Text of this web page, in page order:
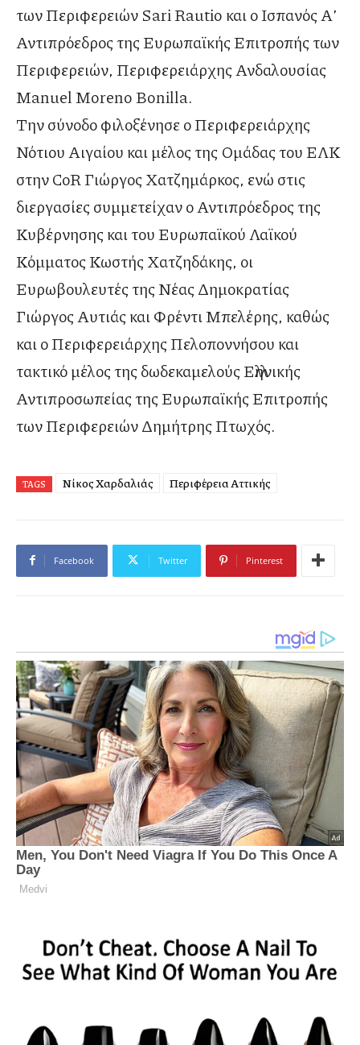
των Περιφερειών Sari Rautio και ο Ισπανός Α’
Αντιπρόεδρος της Ευρωπαϊκής Επιτροπής των
Περιφερειών, Περιφερειάρχης Ανδαλουσίας
Manuel Moreno Bonilla.
Την σύνοδο φιλοξένησε ο Περιφερειάρχης
Νότιου Αιγαίου και μέλος της Ομάδας του ΕΛΚ
στην CoR Γιώργος Χατζημάρκος, ενώ στις
διεργασίες συμμετείχαν ο Αντιπρόεδρος της
Κυβέρνησης και του Ευρωπαϊκού Λαϊκού
Κόμματος Κωστής Χατζηδάκης, οι
Ευρωβουλευτές της Νέας Δημοκρατίας
Γιώργος Αυτιάς και Φρέντι Μπελέρης, καθώς
και ο Περιφερειάρχης Πελοποννήσου και
τακτικό μέλος της δωδεκαμελούς Ελληνικής
Αντιπροσωπείας της Ευρωπαϊκής Επιτροπής
των Περιφερειών Δημήτρης Πτωχός.
TAGS Νίκος Χαρδαλιάς Περιφέρεια Αττικής
Facebook Twitter Pinterest